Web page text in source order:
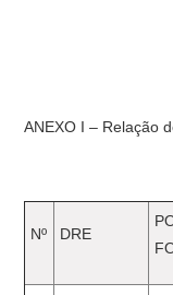
ANEXO I – Relação
Nº DRE